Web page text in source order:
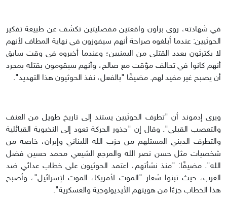
في شهادته، روى براون واقعتين مفصليتين تكشف عن طبيعة تفكير
الحوثيين: عندما أبلغوه صراحة أنهم سيفوزون في نهاية المطاف لأنهم
لا يكترثون بعدد القتلى من اليمنيين؛ وعندما أخبروه في وقت سابق
أنهم كانوا في تحالف مؤقت مع صالح، وأنهم سيقومون بقتله بمجرد
أن يصبح غير مفيد لهم. مضيفًا "بالفعل، نفذ الحوثيون هذا التهديد".
ويرى إدموند أن "تطرف الحوثيين يستند إلى تاريخ طويل من العنف
والتعصب القبلي". وقال إن "جذور الحركة تعود إلى النخبوية القبائلية
والتطرف الديني المستلهم من حزب الله اللبناني وإيران، خاصة من
شخصيات مثل حسن نصر الله والمرجع الشيعي محمد حسين فضل
الله". مضيفًا: "منذ نشأتهم، اعتمد الحوثيون على خطاب عدائي ضد
الغرب، حيث تبنوا شعار "الموت لأمريكا، الموت لإسرائيل"، وأصبح
هذا الخطاب جزءًا من هويتهم الأيديولوجية والعسكرية".